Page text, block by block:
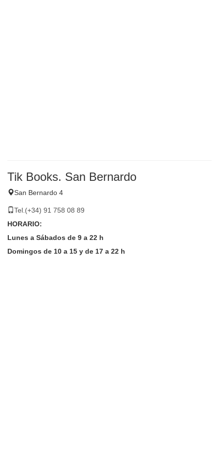
Tik Books. San Bernardo
San Bernardo 4
Tel.(+34) 91 758 08 89
HORARIO:
Lunes a Sábados de 9 a 22 h
Domingos de 10 a 15 y de 17 a 22 h